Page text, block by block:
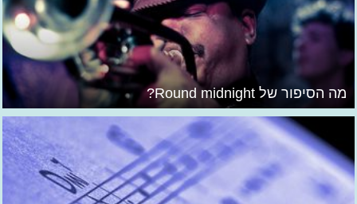
מה הסיפור של Round midnight?